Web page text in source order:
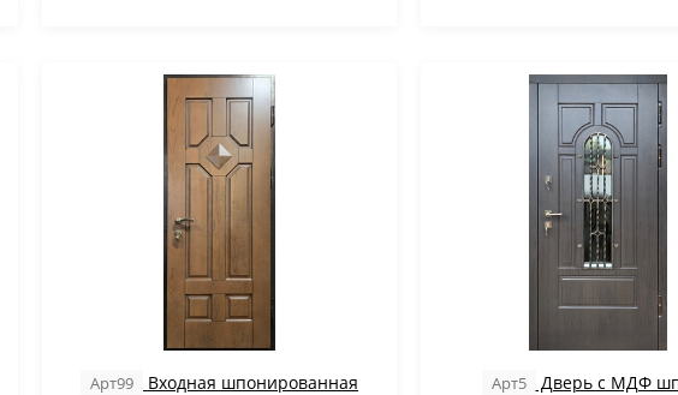
Арт99
Входная шпонированная
Арт5
Дверь с МДФ